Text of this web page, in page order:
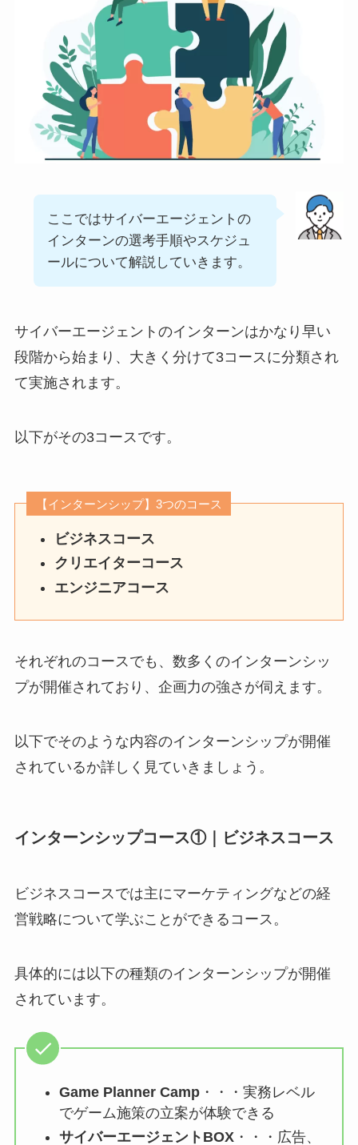
ここではサイバーエージェントの
インターンの選考手順やスケジュ
ールについて解説していきます。
サイバーエージェントのインターンはかなり早い
段階から始まり、大きく分けて3コースに分類され
て実施されます。
以下がその3コースです。
【インターンシップ】3つのコース
ビジネスコース
クリエイターコース
エンジニアコース
それぞれのコースでも、数多くのインターンシッ
プが開催されており、企画力の強さが伺えます。
以下でそのような内容のインターンシップが開催
されているか詳しく見ていきましょう。
インターンシップコース①｜ビジネスコース
ビジネスコースでは主にマーケティングなどの経
営戦略について学ぶことができるコース。
具体的には以下の種類のインターンシップが開催
されています。
Game Planner Camp・・・実務レベル
でゲーム施策の立案が体験できる
サイバーエージェントBOX・・・広告、